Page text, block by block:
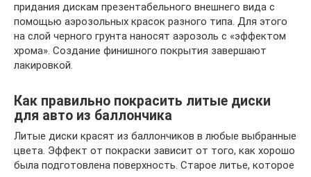
придания дискам презентабельного внешнего вида с
помощью аэрозольных красок разного типа. Для этого
на слой черного грунта наносят аэрозоль с «эффектом
хрома». Создание финишного покрытия завершают
лакировкой.
Как правильно покрасить литые диски
для авто из баллончика
Литые диски красят из баллончиков в любые выбранные
цвета. Эффект от покраски зависит от того, как хорошо
была подготовлена поверхность. Старое литье, которое